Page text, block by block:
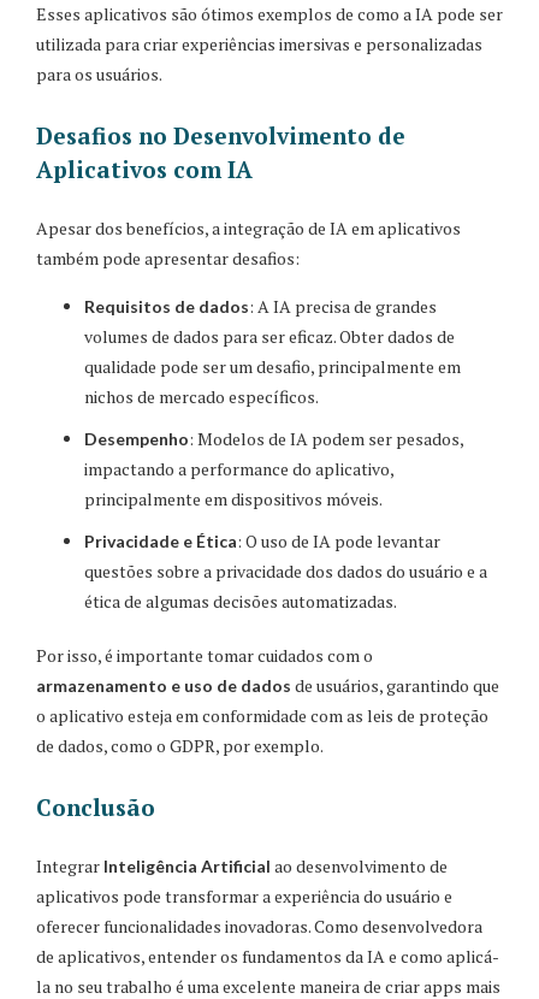
Esses aplicativos são ótimos exemplos de como a IA pode ser
utilizada para criar experiências imersivas e personalizadas
para os usuários.
Desafios no Desenvolvimento de
Aplicativos com IA
Apesar dos benefícios, a integração de IA em aplicativos
também pode apresentar desafios:
Requisitos de dados: A IA precisa de grandes
volumes de dados para ser eficaz. Obter dados de
qualidade pode ser um desafio, principalmente em
nichos de mercado específicos.
Desempenho: Modelos de IA podem ser pesados,
impactando a performance do aplicativo,
principalmente em dispositivos móveis.
Privacidade e Ética: O uso de IA pode levantar
questões sobre a privacidade dos dados do usuário e a
ética de algumas decisões automatizadas.
Por isso, é importante tomar cuidados com o
armazenamento e uso de dados de usuários, garantindo que
o aplicativo esteja em conformidade com as leis de proteção
de dados, como o GDPR, por exemplo.
Conclusão
Integrar Inteligência Artificial ao desenvolvimento de
aplicativos pode transformar a experiência do usuário e
oferecer funcionalidades inovadoras. Como desenvolvedora
de aplicativos, entender os fundamentos da IA e como aplicá-
la no seu trabalho é uma excelente maneira de criar apps mais